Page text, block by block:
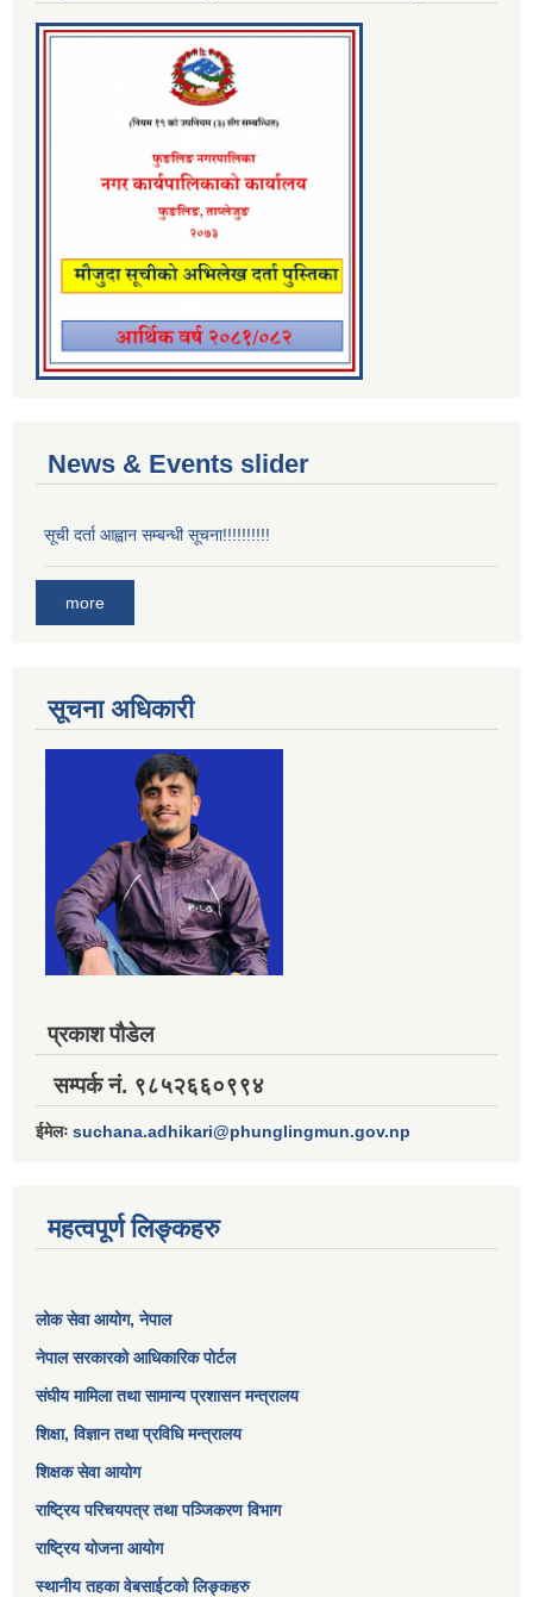
News & Events slider
सूची दर्ता आह्वान सम्बन्धी सूचना!!!!!!!!!!
more
सूचना अधिकारी
प्रकाश पौडेल
सम्पर्क नं. ९८५२६६०९९४
ईमेलः suchana.adhikari@phunglingmun.gov.np
महत्वपूर्ण लिङ्कहरु
लोक सेवा आयोग, नेपाल
नेपाल सरकारको आधिकारिक पोर्टल
संघीय मामिला तथा सामान्य प्रशासन मन्त्रालय
शिक्षा, विज्ञान तथा प्रविधि मन्त्रालय
शिक्षक सेवा आयोग
राष्ट्रिय परिचयपत्र तथा पञ्जिकरण विभाग
राष्ट्रिय योजना आयोग
स्थानीय तहका वेबसाईटको लिङ्कहरु